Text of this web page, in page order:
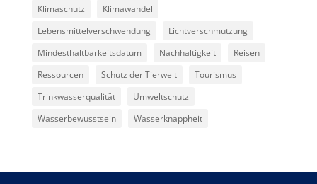
Klimaschutz
Klimawandel
Lebensmittelverschwendung
Lichtverschmutzung
Mindesthaltbarkeitsdatum
Nachhaltigkeit
Reisen
Ressourcen
Schutz der Tierwelt
Tourismus
Trinkwasserqualität
Umweltschutz
Wasserbewusstsein
Wasserknappheit